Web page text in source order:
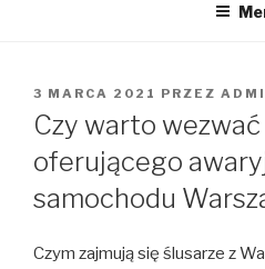
OPUBLIKOWANE
W
3 MARCA 2021 PRZEZ
Czy warto wezwać
oferującego
samochodu
Czym zajmują się ślusarze z